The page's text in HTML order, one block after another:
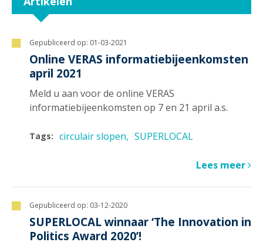
Gepubliceerd op: 01-03-2021
Online VERAS informatiebijeenkomsten
april 2021
Meld u aan voor de online VERAS
informatiebijeenkomsten op 7 en 21 april a.s.
Tags: circulair slopen SUPERLOCAL
Lees meer
Gepubliceerd op: 03-12-2020
SUPERLOCAL winnaar ‘The Innovation in
Politics Award 2020’!